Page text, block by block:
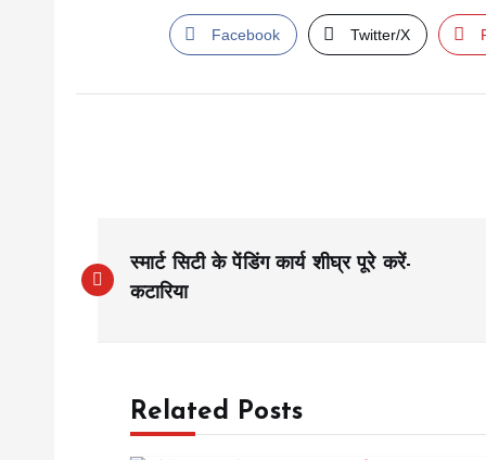
Facebook Twitter/X
o
स्मार्ट सिटी के पेंडिंग कार्य शीघ्र पूरे करें-
कटारिया
Related Posts